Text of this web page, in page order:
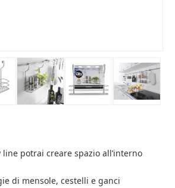
potrai creare spazio all’interno
di mensole, cestelli e ganci